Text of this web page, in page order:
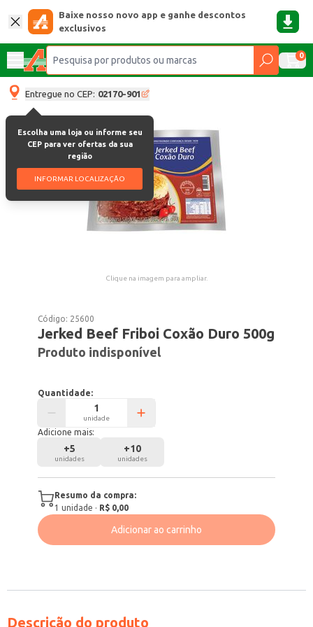
Baixe nosso novo app e ganhe descontos
exclusivos
0
Entregue no CEP: 02170-901
Escolha uma loja ou informe seu
CEP para ver ofertas da sua
região
INFORMAR LOCALIZAÇÃO
Clique na imagem para ampliar.
Código: 25600
Jerked Beef Friboi Coxão Duro 500g
Produto indisponível
Quantidade:
unidade
Adicione mais:
+5
unidades
+10
unidades
Resumo da compra:
1 unidade · R$ 0,00
Adicionar ao carrinho
Descrição do produto